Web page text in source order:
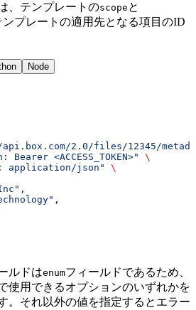
、テンプレートのscope と
プレートの適用先となる項目のID
Node
2.0/files/12345/
<ACCESS_TOKEN>"
\
application/json"
\
ルドはenumフィールドであるため、
使用できるオプションのいずれかを
。それ以外の値を指定するとエラー